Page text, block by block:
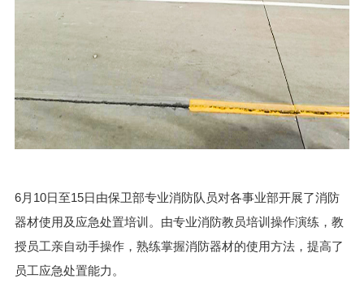
6月10日至15日由保卫部专业消防队员对各事业部开展了消防
器材使用及应急处置培训。由专业消防教员培训操作演练，教
授员工亲自动手操作，熟练掌握消防器材的使用方法，提高了
员工应急处置能力。